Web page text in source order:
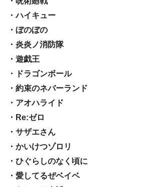
・ハイキュー
・ぼのぼの
・炎炎ノ消防隊
・遊戯王
・ドラゴンボール
・約束のネバーランド
・アオハライド
・Re:ゼロ
・サザエさん
・かいけつゾロリ
・ひぐらしのなく頃に
・愛してるぜベイベ